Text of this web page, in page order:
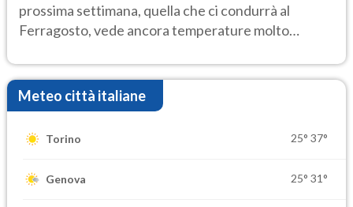
prossima settimana, quella che ci condurrà al
Ferragosto, vede ancora temperature molto
Meteo città italiane
Torino 25° 37°
Genova 25° 31°